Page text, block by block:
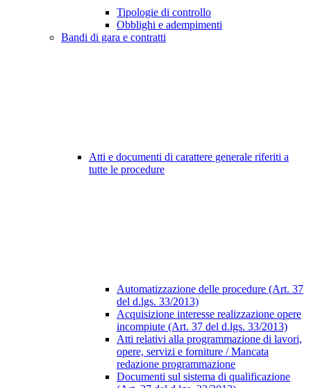
Tipologie di controllo
Obblighi e adempimenti
Bandi di gara e contratti
Atti e documenti di carattere generale riferiti a
tutte le procedure
Automatizzazione delle procedure (Art. 37
del d.lgs. 33/2013)
Acquisizione interesse realizzazione opere
incompiute (Art. 37 del d.lgs. 33/2013)
Atti relativi alla programmazione di lavori,
opere, servizi e forniture / Mancata
redazione programmazione
Documenti sul sistema di qualificazione